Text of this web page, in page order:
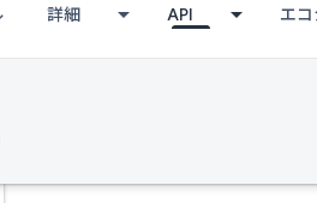
詳細 API エ